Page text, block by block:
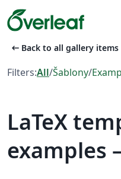
arrow_left_alt Back to all gallery items
Filters:All/Šablony/
LaTeX
examples